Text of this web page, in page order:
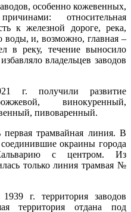
особенно кожевенных,
относительная
к железной дороге, река,
воды, и, возможно, главная –
в реку, течение выносило
владельцев заводов
г. получили развитие
винокуренный,
пивоваренный.
трамвайная линия. В
окраины города
с центром. Из
только линия трамвая №
г. территория заводов
территория отдана под